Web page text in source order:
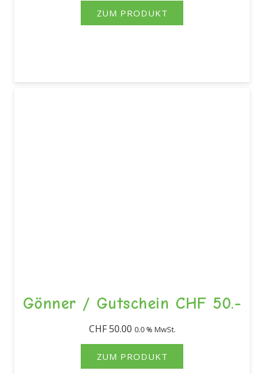
ZUM PRODUKT
Gönner / Gutschein CHF 50.-
CHF50.00 0.0 % MwSt.
ZUM PRODUKT